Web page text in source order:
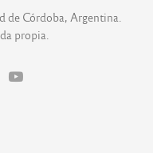
de Córdoba, Argentina.
propia.